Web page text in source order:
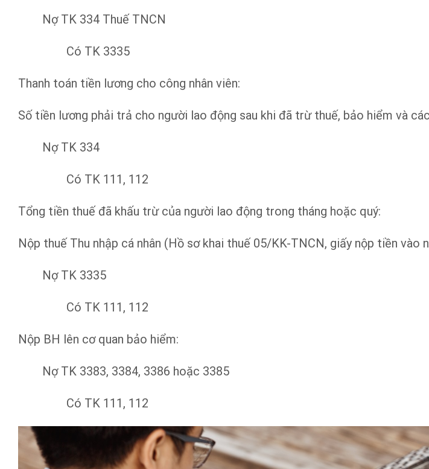
Nợ TK 334 Thuế TNCN
Có TK 3335
Thanh toán tiền lương cho công nhân viên:
Số tiền lương phải trả cho người lao động sau khi đã trừ thuế, bảo hiểm và
Nợ TK 334
Có TK 111, 112
Tổng tiền thuế đã khấu trừ của người lao động trong tháng hoặc quý:
Nộp thuế Thu nhập cá nhân (Hồ sơ khai thuế 05/KK-TNCN, giấy nộp tiền vào
Nợ TK 3335
Có TK 111, 112
Nộp BH lên cơ quan bảo hiểm:
Nợ TK 3383, 3384, 3386 hoặc 3385
Có TK 111, 112